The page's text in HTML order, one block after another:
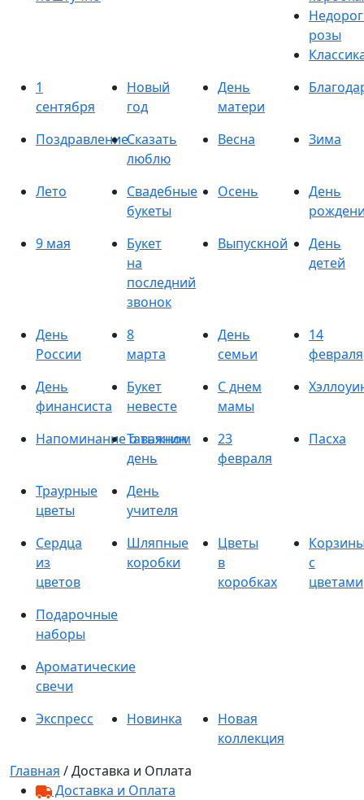
розы
1
сентября
Новый
год
День
матери
ПоздравлениеСказать
люблю
Весна Зима
Лето
Свадебные
букеты
Осень
День
9 мая
Букет
на
последний
звонок
Выпускной
День
детей
День
России
8
марта
День
семьи
14
февраля
День
финансиста
Букет
невесте
С днем
мамы
Напоминание о важном
Татьянин
день
23
февраля
Пасха
Траурные
цветы
День
учителя
Сердца
из
цветов
Шляпные
коробки
Цветы
в
коробках
с
цветами
Подарочные
наборы
Ароматические
свечи
Экспресс
Новинка
Новая
коллекция
Главная / Доставка и Оплата
Доставка и Оплата